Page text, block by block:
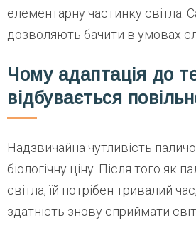
елементарну частинку світла.
дозволяють бачити в умовах
Чому адаптація до
відбувається
Надзвичайна чутливість
біологічну ціну. Після того як
світла, їй потрібен тривалий
здатність знову сприймати